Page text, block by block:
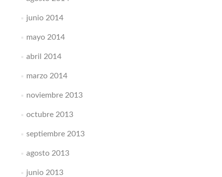
junio 2014
mayo 2014
abril 2014
marzo 2014
noviembre 2013
octubre 2013
septiembre 2013
agosto 2013
junio 2013